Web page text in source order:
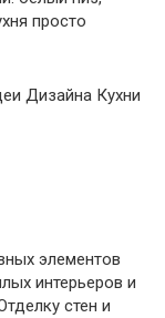
просто
Дизайна Кухни
элементов
интерьеров и
стен и